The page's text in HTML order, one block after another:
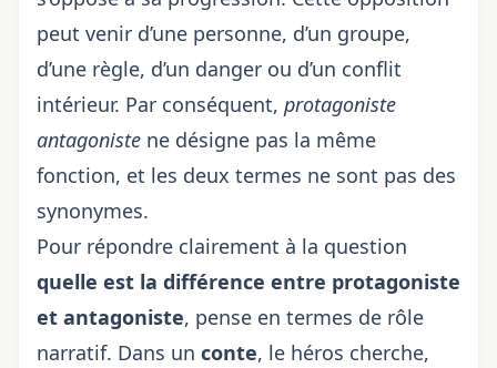
peut venir d’une personne, d’un groupe,
d’une règle, d’un danger ou d’un conflit
intérieur. Par conséquent, protagoniste
antagoniste ne désigne pas la même
fonction, et les deux termes ne sont pas des
synonymes.
Pour répondre clairement à la question
quelle est la différence entre protagoniste
et antagoniste, pense en termes de rôle
narratif. Dans un conte, le héros cherche,